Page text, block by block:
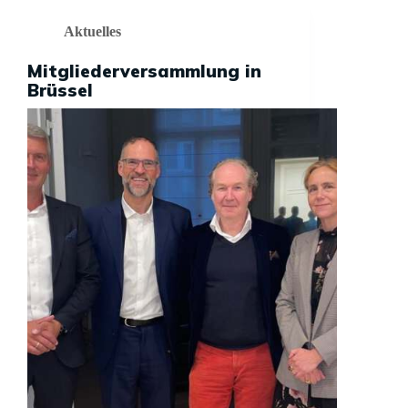
Aktuelles
Mitgliederversammlung in
Brüssel